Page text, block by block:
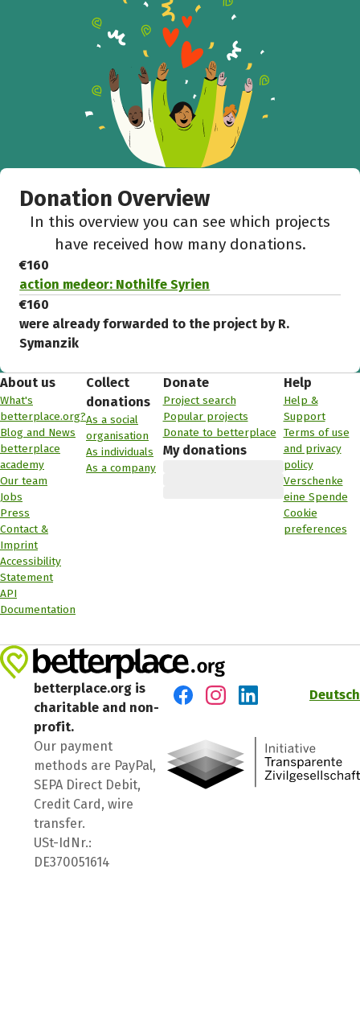
Donation Overview
In this overview you can see which projects
have received how many donations.
€160
action medeor: Nothilfe Syrien
€160
were already forwarded to the project by R.
Symanzik
About us
What's
betterplace.org?
Blog and News
betterplace
academy
Our team
Jobs
Press
Contact &
Imprint
Accessibility
Statement
API
Documentation
Collect
donations
As a social
organisation
As individuals
As a company
Donate
Project search
Popular projects
Donate to betterplace
My donations
Help
Help &
Support
Terms of use
and privacy
policy
Verschenke
eine Spende
Cookie
preferences
betterplace.org is
charitable and non-
profit.
Our payment
methods are PayPal,
SEPA Direct Debit,
Credit Card, wire
transfer.
USt-IdNr.:
DE370051614
Deutsch